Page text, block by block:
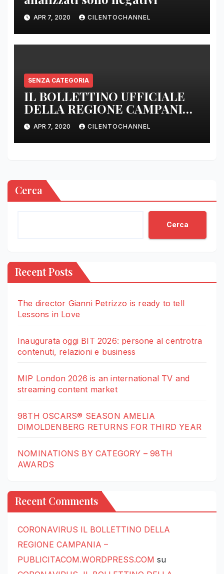
APR 7, 2020 CILENTOCHANNEL
SENZA CATEGORIA
IL BOLLETTINO UFFICIALE
DELLA REGIONE CAMPANIA
DELLE ORE 22.00
APR 7, 2020 CILENTOCHANNEL
Cerca
Cerca
Recent Posts
The director Gianni Petrizzo is ready to tell
Lessons in Love
Inaugurata oggi BIT 2026: persone al centrotra
contenuti, relazioni e business
MIP London 2026 is an international TV and
streaming content market
98TH OSCARS® SEASON AMELIA
DIMOLDENBERG RETURNS FOR THIRD YEAR
NOMINATIONS BY CATEGORY – 98TH
AWARDS
Recent Comments
CORONAVIRUS IL BOLLETTINO DELLA
REGIONE CAMPANIA –
PUBLICITACOM.WORDPRESS.COM su